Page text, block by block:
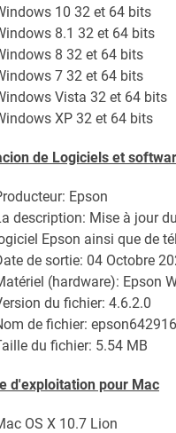
10 32 et 64 bits
8.1 32 et 64 bits
8 32 et 64 bits
7 32 et 64 bits
Vista 32 et 64 bits
XP 32 et 64 bits
de Logiciels et
Epson
description: Mise à jour
Epson ainsi que de
de sortie: 04 Octobre
(hardware): Epson
du fichier: 4.6.2.0
de fichier:
du fichier: 5.54 MB
d'exploitation pour Mac
OS X 10.7 Lion